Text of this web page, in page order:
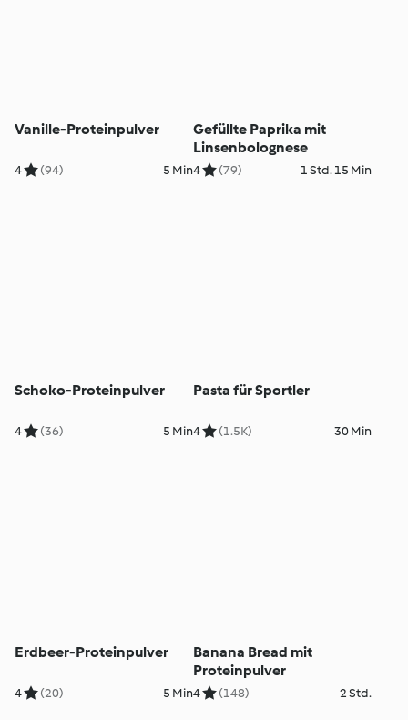
Vanille-Proteinpulver
4 (94) 5 Min
Gefüllte Paprika mit
Linsenbolognese
4 (79) 1 Std. 15 Min
Schoko-Proteinpulver
4 (36) 5 Min
Pasta für Sportler
4 (1.5K) 30 Min
Erdbeer-Proteinpulver
4 (20) 5 Min
Banana Bread mit
Proteinpulver
4 (148) 2 Std.